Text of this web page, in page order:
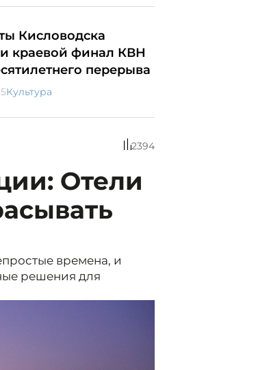
Кисловодска
краевой финал КВН
перерыва
Культура
2394
Отели
времена, и
решения для